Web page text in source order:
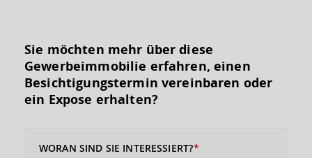
Sie möchten mehr über diese
Gewerbeimmobilie erfahren, einen
Besichtigungs­termin vereinbaren oder
ein Expose erhalten?
WORAN SIND SIE INTERESSIERT?